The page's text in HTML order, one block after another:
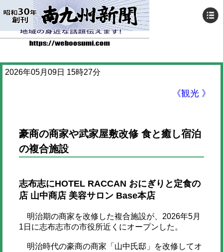
2026年05月09日 15時27分
《観光 》
豪商の商家や武家屋敷改修 食と癒し宿泊
の複合施設
志布志にHOTEL RACCAN おにぎりと定食の
店 山中商店 美容サロン Base本店
明治期の商家を改修した複合施設が、2026年5月
1日に志布志市の市役所近くにオープンした。
明治時代の豪商の商家「山中氏邸」を改修してオ